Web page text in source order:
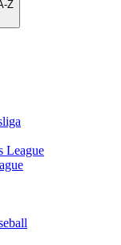
Z
League